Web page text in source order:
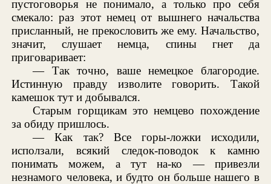
пустоговорья не понимало, а только про себя
смекало: раз этот немец от вышнего начальства
присланный, не прекословить же ему. Начальство,
значит, слушает немца, спины гнет да
приговаривает:
— Так точно, ваше немецкое благородие.
Истинную правду изволите говорить. Такой
камешок тут и добывался.
Старым горщикам это немцево похождение
за обиду пришлось.
— Как так? Все горы-ложки исходили,
исползали, всякий следок-поводок к камню
понимать можем, а тут на-ко — привезли
незнамого человека, и будто он больше нашего в